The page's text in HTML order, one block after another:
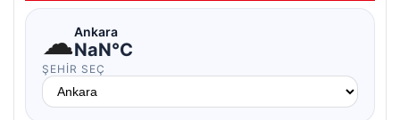
☁Ankara
NaN°C
ŞEHIR SEÇ